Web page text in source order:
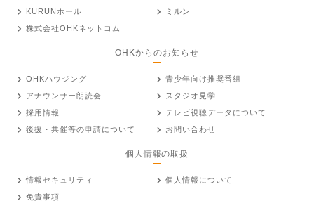
KURUNホール
ミルン
株式会社OHKネットコム
OHKからのお知らせ
OHKハウジング
青少年向け推奨番組
アナウンサー朗読会
スタジオ見学
採用情報
テレビ視聴データについて
後援・共催等の申請について
お問い合わせ
個人情報の取扱
情報セキュリティ
個人情報について
免責事項